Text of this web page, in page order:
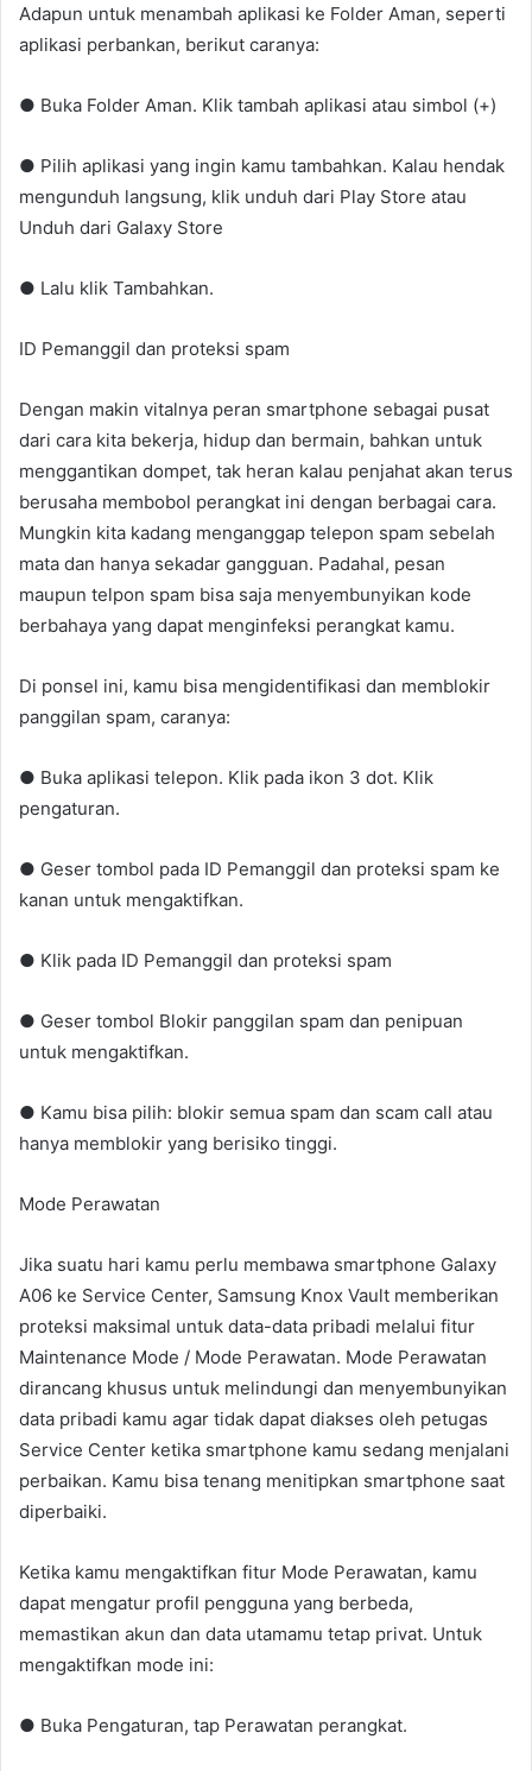
Adapun untuk menambah aplikasi ke Folder Aman, seperti
aplikasi perbankan, berikut caranya:
● Buka Folder Aman. Klik tambah aplikasi atau simbol (+)
● Pilih aplikasi yang ingin kamu tambahkan. Kalau hendak
mengunduh langsung, klik unduh dari Play Store atau
Unduh dari Galaxy Store
● Lalu klik Tambahkan.
ID Pemanggil dan proteksi spam
Dengan makin vitalnya peran smartphone sebagai pusat
dari cara kita bekerja, hidup dan bermain, bahkan untuk
menggantikan dompet, tak heran kalau penjahat akan terus
berusaha membobol perangkat ini dengan berbagai cara.
Mungkin kita kadang menganggap telepon spam sebelah
mata dan hanya sekadar gangguan. Padahal, pesan
maupun telpon spam bisa saja menyembunyikan kode
berbahaya yang dapat menginfeksi perangkat kamu.
Di ponsel ini, kamu bisa mengidentifikasi dan memblokir
panggilan spam, caranya:
● Buka aplikasi telepon. Klik pada ikon 3 dot. Klik
pengaturan.
● Geser tombol pada ID Pemanggil dan proteksi spam ke
kanan untuk mengaktifkan.
● Klik pada ID Pemanggil dan proteksi spam
● Geser tombol Blokir panggilan spam dan penipuan
untuk mengaktifkan.
● Kamu bisa pilih: blokir semua spam dan scam call atau
hanya memblokir yang berisiko tinggi.
Mode Perawatan
Jika suatu hari kamu perlu membawa smartphone Galaxy
A06 ke Service Center, Samsung Knox Vault memberikan
proteksi maksimal untuk data-data pribadi melalui fitur
Maintenance Mode / Mode Perawatan. Mode Perawatan
dirancang khusus untuk melindungi dan menyembunyikan
data pribadi kamu agar tidak dapat diakses oleh petugas
Service Center ketika smartphone kamu sedang menjalani
perbaikan. Kamu bisa tenang menitipkan smartphone saat
diperbaiki.
Ketika kamu mengaktifkan fitur Mode Perawatan, kamu
dapat mengatur profil pengguna yang berbeda,
memastikan akun dan data utamamu tetap privat. Untuk
mengaktifkan mode ini:
● Buka Pengaturan, tap Perawatan perangkat.